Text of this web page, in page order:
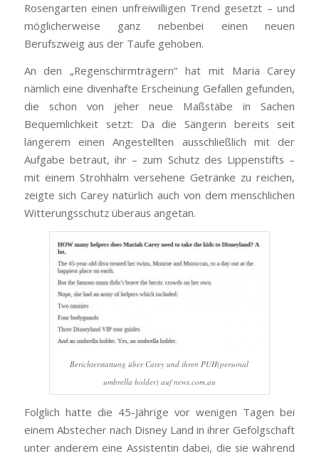
Rosengarten einen unfreiwilligen Trend gesetzt – und
möglicherweise ganz nebenbei einen neuen
Berufszweig aus der Taufe gehoben.
An den „Regenschirmträgern“ hat mit Maria Carey
nämlich eine divenhafte Erscheinung Gefallen gefunden,
die schon von jeher neue Maßstäbe in Sachen
Bequemlichkeit setzt: Da die Sängerin bereits seit
längerem einen Angestellten ausschließlich mit der
Aufgabe betraut, ihr – zum Schutz des Lippenstifts –
mit einem Strohhalm versehene Getränke zu reichen,
zeigte sich Carey natürlich auch von dem menschlichen
Witterungsschutz überaus angetan.
Berichterstattung über Carey und ihren PUH(personal
umbrella holder) auf news.com.au
Folglich hatte die 45-Jährige vor wenigen Tagen bei
einem Abstecher nach Disney Land in ihrer Gefolgschaft
unter anderem eine Assistentin dabei, die sie während